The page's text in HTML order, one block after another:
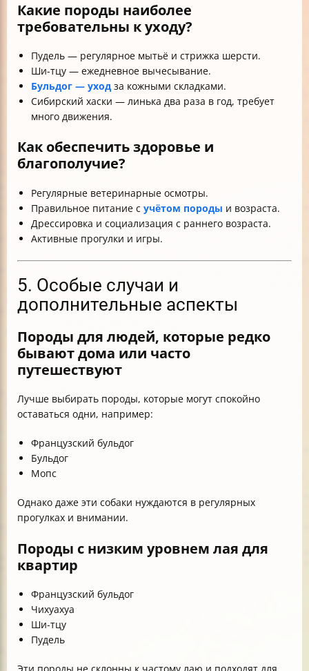
Какие породы наиболее
требовательны к уходу?
Пудель — регулярное мытьё и стрижка шерсти.
Ши-тцу — ежедневное вычесывание.
Бульдог — уход за кожными складками.
Сибирский хаски — линька два раза в год, требует
много движения.
Как обеспечить здоровье и
благополучие?
Регулярные ветеринарные осмотры.
Правильное питание с учётом породы и возраста.
Дрессировка и социализация с раннего возраста.
Активные прогулки и игры.
5. Особые случаи и
дополнительные аспекты
Породы для людей, которые редко
бывают дома или часто
путешествуют
Лучше выбирать породы, которые могут спокойно
оставаться одни, например:
Французский бульдог
Бульдог
Мопс
Однако даже эти собаки нуждаются в регулярных
прогулках и внимании.
Породы с низким уровнем лая для
квартир
Французский бульдог
Чихуахуа
Ши-тцу
Пудель